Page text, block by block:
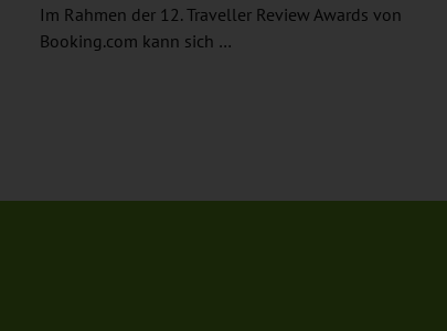
Im Rahmen der 12. Traveller Review Awards von
Booking.com kann sich …